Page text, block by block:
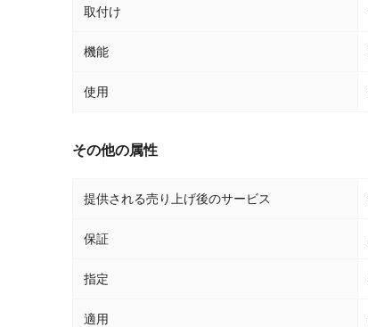
取付け
機能
使用
その他の属性
提供される売り上げ後のサービス
保証
指定
適用